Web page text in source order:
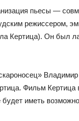
пьесы —
режиссером,
Кертица). Он был
Фильм
иметь